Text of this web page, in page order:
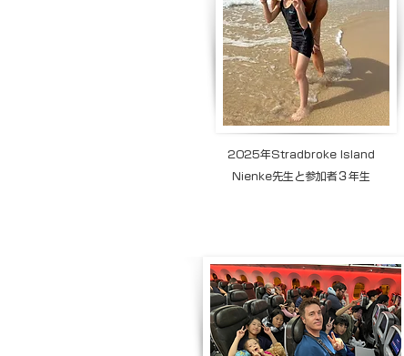
2025年Stradbroke Island
Nienke先生と参加者３年生